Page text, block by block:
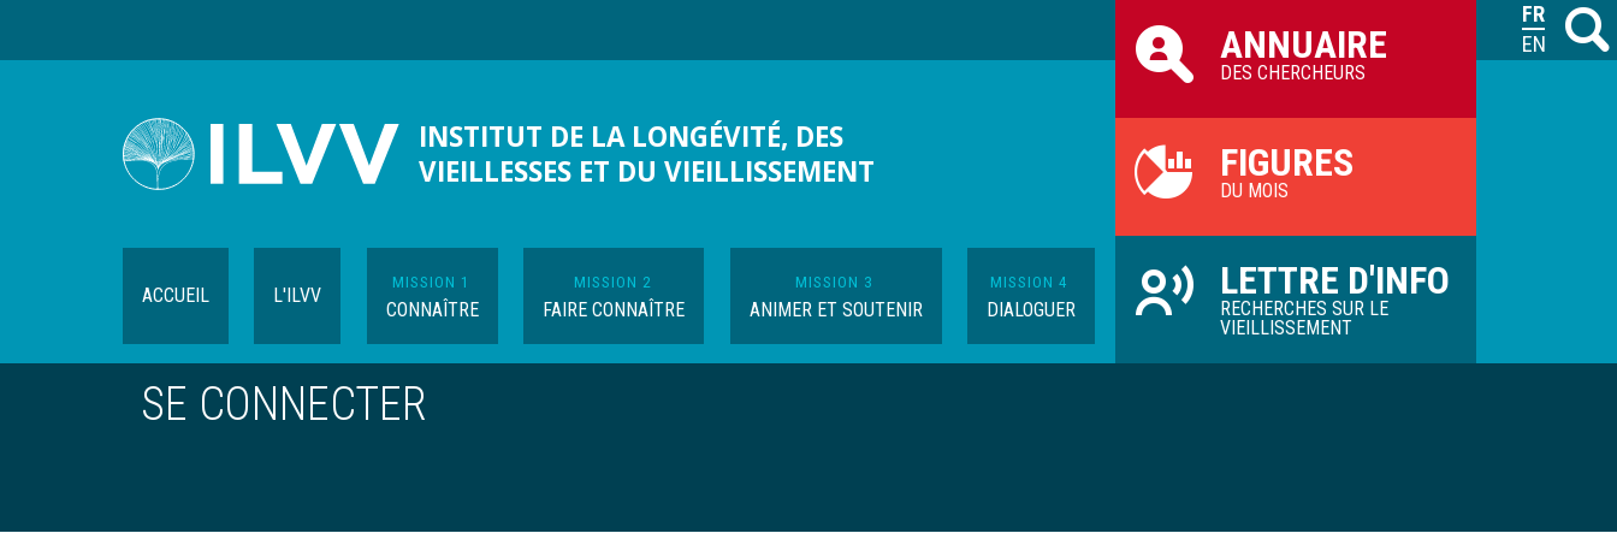
M
INSTITUT DE LA LONGÉVITÉ, DES
VIEILLESSES ET DU VIEILLISSEMENT
ACCUEIL L'ILVV
MISSION 1
CONNAÎTRE
MISSION 2
FAIRE CONNAÎTRE
MISSION 3
ANIMER ET SOUTENIR
MISSION 4
DIALOGUER
ILVV
ANNUAIRE
DES CHERCHEURS
FIGURES
DU MOIS
LETTRE D'INFO
RECHERCHES SUR LE
VIEILLISSEMENT
SE CONNECTER
FRANÇAIS
ENGLISH